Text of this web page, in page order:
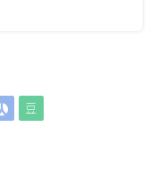

女包專櫃經典款式